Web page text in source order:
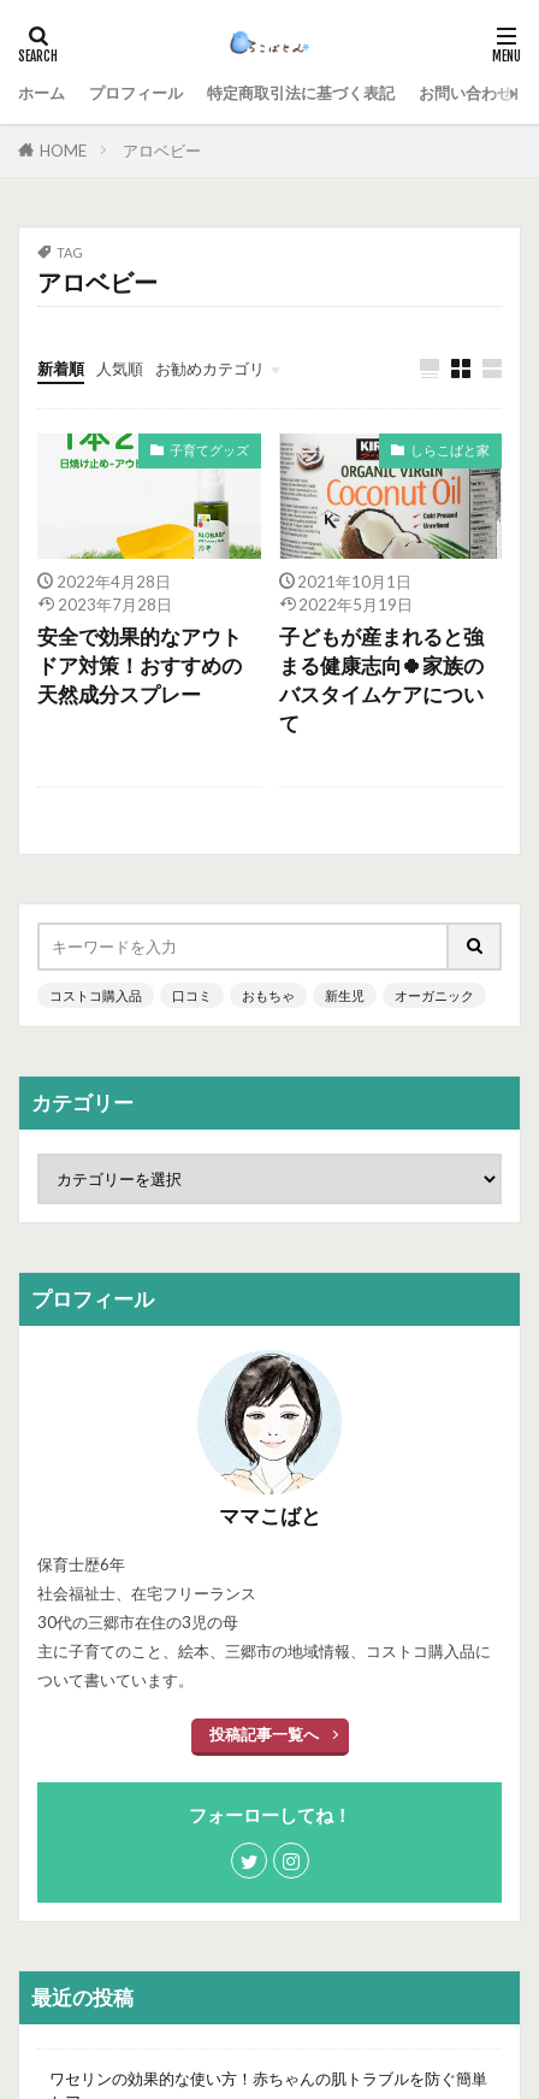
ホーム プロフィール 特定商取引法に基づく表記 お問い合わせ
HOME アロベビー
TAG
アロベビー
新着順 人気順 お勧めカテゴリ
未分類
子育てグッズ
2022年4月28日
2023年7月28日
安全で効果的なアウト
ドア対策！おすすめの
天然成分スプレー
しらこばと家
2021年10月1日
2022年5月19日
子どもが産まれると強
まる健康志向🍀家族の
バスタイムケアについ
て
コストコ購入品 口コミ おもちゃ 新生児 オーガニック
カテゴリー
プロフィール
ママこばと
保育士歴6年
社会福祉士、在宅フリーランス
30代の三郷市在住の3児の母
主に子育てのこと、絵本、三郷市の地域情報、コストコ購入品に
ついて書いています。
投稿記事一覧へ
フォーローしてね！
最近の投稿
ワセリンの効果的な使い方！赤ちゃんの肌トラブルを防ぐ簡単